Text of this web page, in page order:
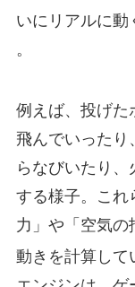
いにリアルに動
。
例えば、投げた
飛んでいったり
らなびいたり、
する様子。これ
力」や「空気の
動きを計算して